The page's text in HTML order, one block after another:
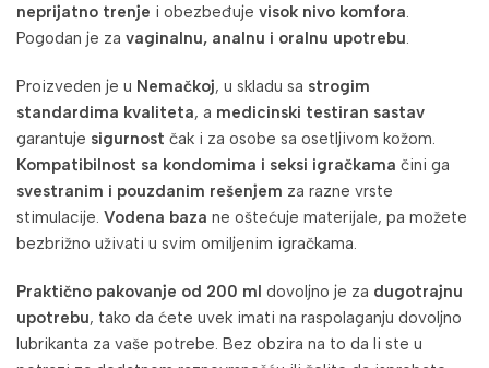
neprijatno trenje i obezbeđuje visok nivo komfora.
Pogodan je za vaginalnu, analnu i oralnu upotrebu.
Proizveden je u Nemačkoj, u skladu sa strogim
standardima kvaliteta, a medicinski testiran sastav
garantuje sigurnost čak i za osobe sa osetljivom kožom.
Kompatibilnost sa kondomima i seksi igračkama čini ga
svestranim i pouzdanim rešenjem za razne vrste
stimulacije. Vodena baza ne oštećuje materijale, pa možete
bezbrižno uživati u svim omiljenim igračkama.
Praktično pakovanje od 200 ml dovoljno je za dugotrajnu
upotrebu, tako da ćete uvek imati na raspolaganju dovoljno
lubrikanta za vaše potrebe. Bez obzira na to da li ste u